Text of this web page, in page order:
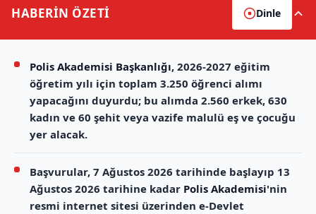
HABERİN ÖZETİ Dinle
Polis Akademisi Başkanlığı, 2026-2027 eğitim
öğretim yılı için toplam 3.250 öğrenci alımı
yapacağını duyurdu; bu alımda 2.560 erkek, 630
kadın ve 60 şehit veya vazife malulü eş ve çocuğu
yer alacak.
Başvurular, 7 Ağustos 2026 tarihinde başlayıp 13
Ağustos 2026 tarihine kadar Polis Akademisi'nin
resmi internet sitesi üzerinden e-Devlet